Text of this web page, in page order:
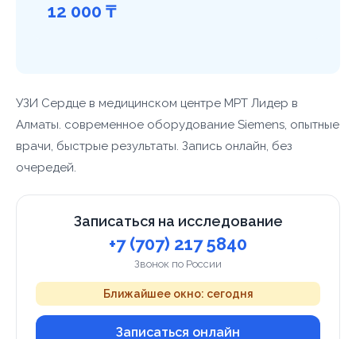
12 000 ₸
УЗИ Сердце в медицинском центре МРТ Лидер в
Алматы. современное оборудование Siemens, опытные
врачи, быстрые результаты. Запись онлайн, без
очередей.
Записаться на исследование
+7 (707) 217 5840
Звонок по России
Ближайшее окно: сегодня
Записаться онлайн